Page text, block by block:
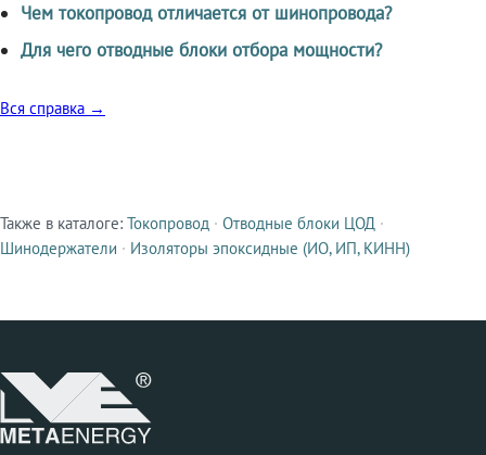
Чем токопровод отличается от шинопровода?
Для чего отводные блоки отбора мощности?
Вся справка →
Смежные продукты
Также в каталоге: Токопровод · Отводные блоки ЦОД ·
Шинодержатели · Изоляторы эпоксидные (ИО, ИП, КИНН)